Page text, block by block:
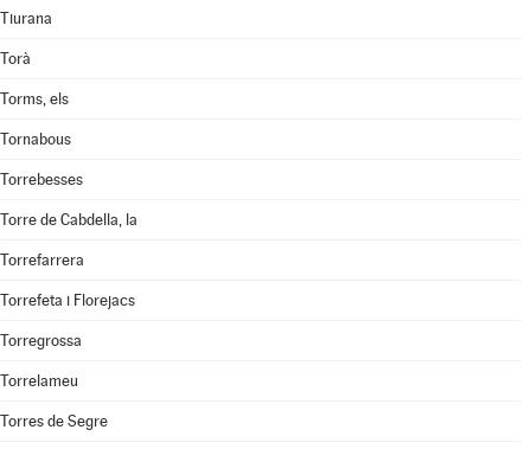
Tiurana
Torà
Torms, els
Tornabous
Torrebesses
Torre de Cabdella, la
Torrefarrera
Torrefeta i Florejacs
Torregrossa
Torrelameu
Torres de Segre